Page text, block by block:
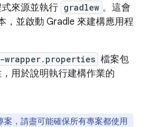
來源並執行 gradlew 。這會
，並啟動 Gradle 來建構應用程
檔案包
用於說明執行建構作業的
案，請盡可能確保所有專案都使用